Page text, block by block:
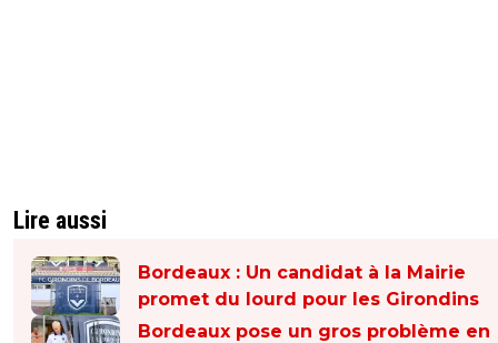
Lire aussi
Bordeaux : Un candidat à la Mairie
promet du lourd pour les Girondins
Bordeaux pose un gros problème en